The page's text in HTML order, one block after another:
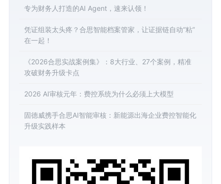
专为财务人打造的AI Agent，速来认领！
凭证组装太头疼？合思智能档案管家，让证据链自动“粘”
在一起！
《2026合思实战案例集》：8大行业、27个案例，精准
攻破财务升级卡点
2026 AI审核元年：费控系统为什么必须上大模型
固德威携手合思AI智能审核：新能源出海企业费控智能化
升级实践样本